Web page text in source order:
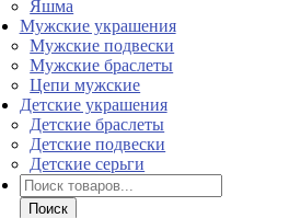
Яшма
Мужские украшения
Мужские подвески
Мужские браслеты
Цепи мужские
Детские украшения
Детские браслеты
Детские подвески
Детские серьги
Поиск
товаров
Поиск